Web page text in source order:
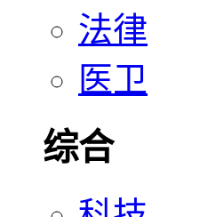
法律
医卫
综合